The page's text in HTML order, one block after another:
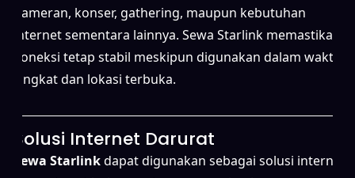
pameran, konser, gathering, maupun kebutuhan
internet sementara lainnya. Sewa Starlink memastikan
koneksi tetap stabil meskipun digunakan dalam waktu
singkat dan lokasi terbuka.
Solusi Internet Darurat
Sewa Starlinkdapat digunakan sebagai solusi internet